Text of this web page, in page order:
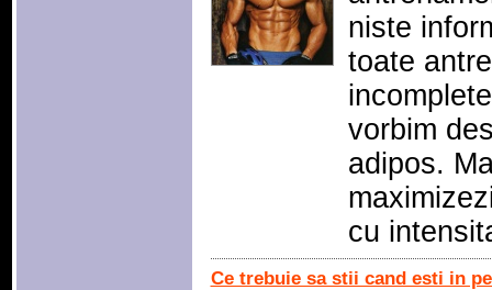
niste
toate
vorbim
adipos.
cu
Ce trebuie sa stii cand esti in